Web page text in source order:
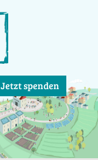
Jetzt spenden